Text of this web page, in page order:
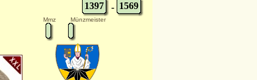
1397 - 1569
Mmz Münzmeister